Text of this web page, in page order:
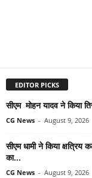
EDITOR PICKS
सीएम मोहन यादव ने किया
CG News - August 9, 2026
सीएम धामी ने किया क्षत्रिय
का...
CG News - August 9, 2026